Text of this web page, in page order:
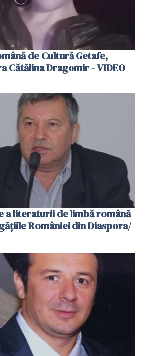
de Cultură Getafe,
Cătălina Dragomir - VIDEO
a literaturii de limbă română
României din Diaspora/